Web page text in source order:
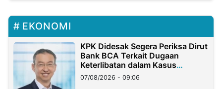
EKONOMI
KPK Didesak Segera Periksa Dirut
Bank BCA Terkait Dugaan
Keterlibatan dalam Kasus
Hilangnya Dana Nasabah Rp2,58
Miliar
07/08/2026 - 09:06